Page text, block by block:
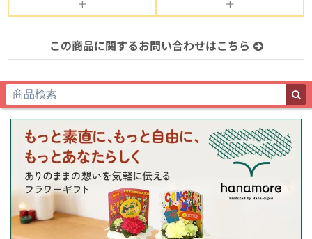
この商品に関するお問い合わせはこちら